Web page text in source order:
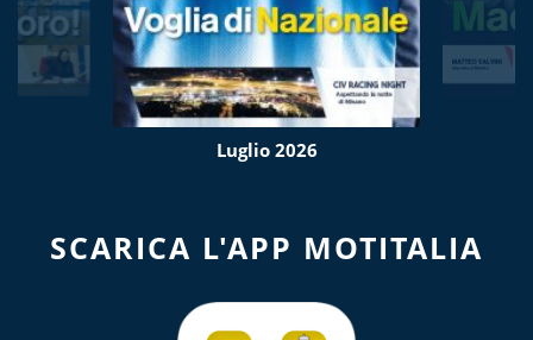
Luglio 2026
SCARICA L'APP MOTITALIA